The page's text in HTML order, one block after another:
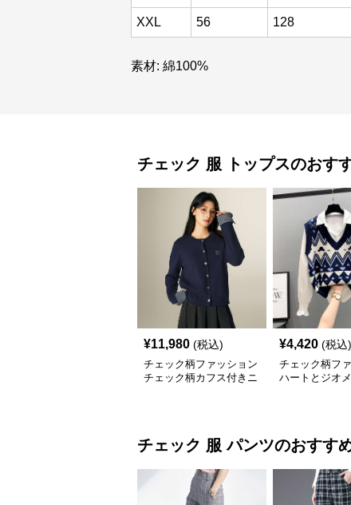
XXL 56 128
素材: 綿100%
チェック 服 トップスのおす
¥11,980 (税込)
チェック柄ファッション
チェック柄カフス付きニ
¥4,420 (税込)
チェック柄フ
ハートとジオ
チェック 服 パンツのおすす